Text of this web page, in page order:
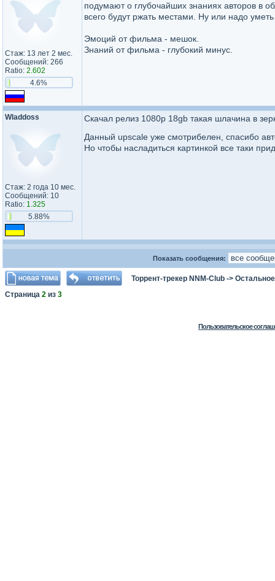
Стаж: 13 лет 2 мес.
Сообщений: 266
Ratio: 2.602
4.6%
подумают о глубочайших знаниях авторов в
всего будут ржать местами. Ну или надо
Эмоций от фильма - мешок.
Знаний от фильма - глубокий минус.
Wladdoss
Стаж: 2 года 10 мес.
Сообщений: 10
Ratio: 1.325
5.88%
Скачал релиз 1080р 18gb такая шлачина в
Данный upscale уже смотрибелен, спасибо
Но чтобы насладиться картинкой все таки
Показать сообщения:
Торрент-трекер NNM-Club -> Остальное
Страница 2 из 3
Пользовательское